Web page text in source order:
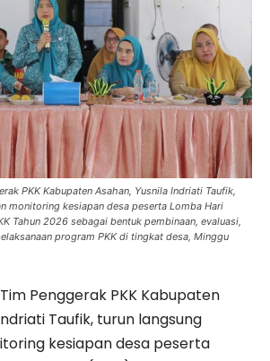
PKK Kabupaten Asahan, Yusnila Indriati Taufik,
monitoring kesiapan desa peserta Lomba Hari
Tahun 2026 sebagai bentuk pembinaan, evaluasi,
program PKK di tingkat desa, Minggu
Penggerak PKK Kabupaten
Taufik, turun langsung
kesiapan desa peserta